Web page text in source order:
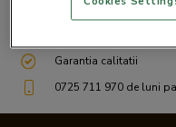
Livrare gratuita
Garantia calitatii
0725 711 970 de luni